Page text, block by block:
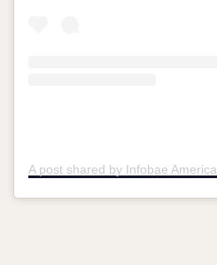
A post shared by Infobae